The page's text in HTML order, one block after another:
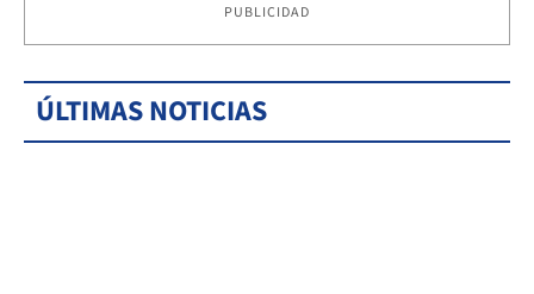
PUBLICIDAD
ÚLTIMAS NOTICIAS